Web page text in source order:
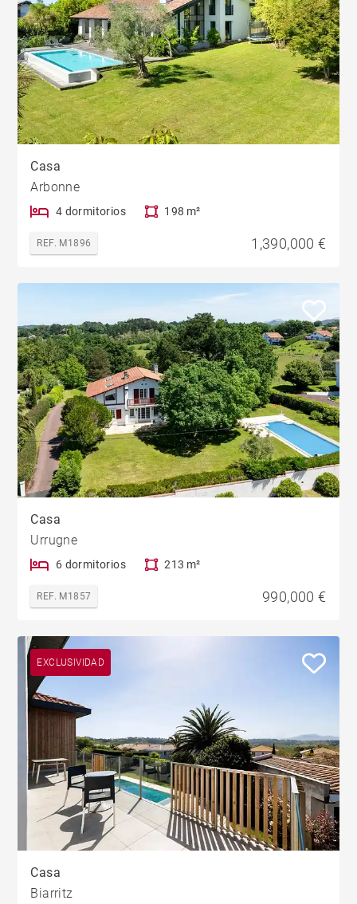
Casa
Arbonne
4 dormitorios 198 m²
REF. M1896 1,390,000 €
Casa
Urrugne
6 dormitorios 213 m²
REF. M1857 990,000 €
EXCLUSIVIDAD
Casa
Biarritz